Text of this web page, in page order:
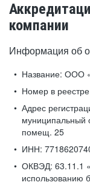
компании
Информация об
Название: ООО
Номер в
Адрес
муниципальный
помещ. 25
ИНН:
ОКВЭД: 63.11.1
использованию